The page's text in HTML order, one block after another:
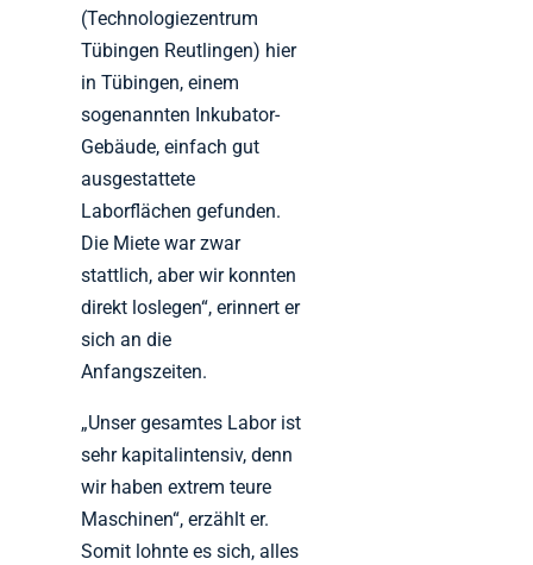
(Technologiezentrum
Tübingen Reutlingen) hier
in Tübingen, einem
sogenannten Inkubator-
Gebäude, einfach gut
ausgestattete
Laborflächen gefunden.
Die Miete war zwar
stattlich, aber wir konnten
direkt loslegen“, erinnert er
sich an die
Anfangszeiten.
„Unser gesamtes Labor ist
sehr kapitalintensiv, denn
wir haben extrem teure
Maschinen“, erzählt er.
Somit lohnte es sich, alles